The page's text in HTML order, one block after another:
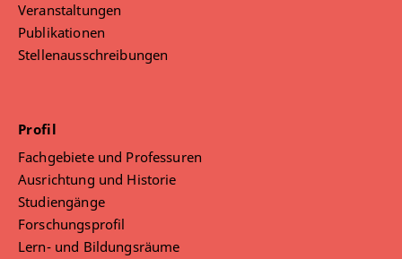
Veranstaltungen
Publikationen
Stellenausschreibungen
Profil
Fachgebiete und Professuren
Ausrichtung und Historie
Studiengänge
Forschungsprofil
Lern- und Bildungsräume